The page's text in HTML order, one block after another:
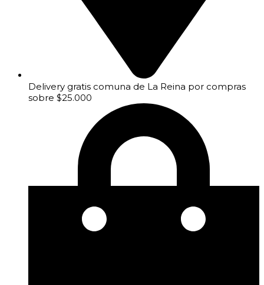
Delivery gratis comuna de La Reina por compras
sobre $25.000